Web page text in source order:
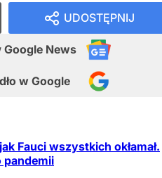
UDOSTĘPNIJ
Google News
w Google
Fauci wszystkich okłamał.
pandemii